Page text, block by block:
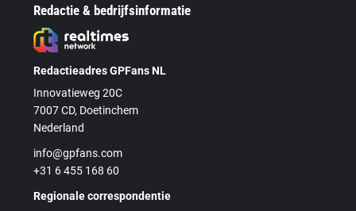
Redactie & bedrijfsinformatie
Redactieadres GPFans NL
Innovatieweg 20C
7007 CD, Doetinchem
Nederland
info@gpfans.com
+31 6 455 168 60
Regionale correspondentie